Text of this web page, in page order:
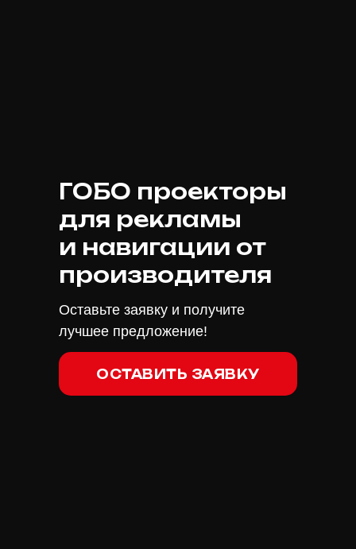
ГОБО проекторы
для рекламы
и навигации от
производителя
ОСТАВИТЬ ЗАЯВКУ
Оставьте заявку и получите
лучшее предложение!